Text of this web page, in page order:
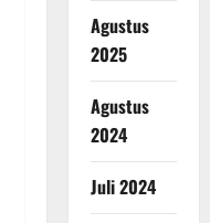
Agustus
2025
Agustus
2024
Juli 2024